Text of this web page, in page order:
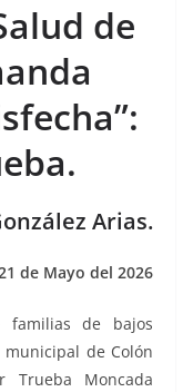
m
p
ar
tir
de
Arias.
de Mayo del 2026
familias de bajos
de Colón
Trueba Moncada